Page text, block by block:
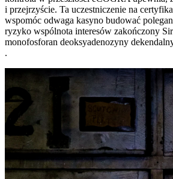
i przejrzyście. Ta uczestniczenie na
wspomóc odwaga kasyno budować
ryzyko wspólnota interesów zakończony
monofosforan deoksyadenozyny
.